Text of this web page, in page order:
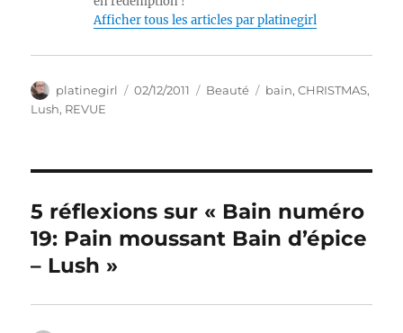
Afficher tous les articles par platinegirl
Auteur
platinegirl
Publié
02/12/2011 Catégories
Beauté Étiquettes
bain,CHRISTMAS,
Lush, REVUE
5 réflexions sur « Bain numéro
19: Pain moussant Bain d’épice
– Lush »